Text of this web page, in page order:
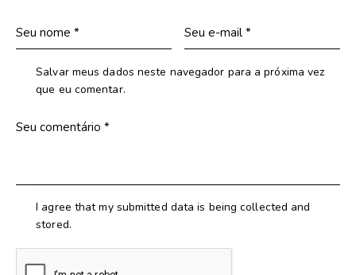
Salvar meus dados neste navegador para a próxima vez
que eu comentar.
I agree that my submitted data is being collected and
stored.